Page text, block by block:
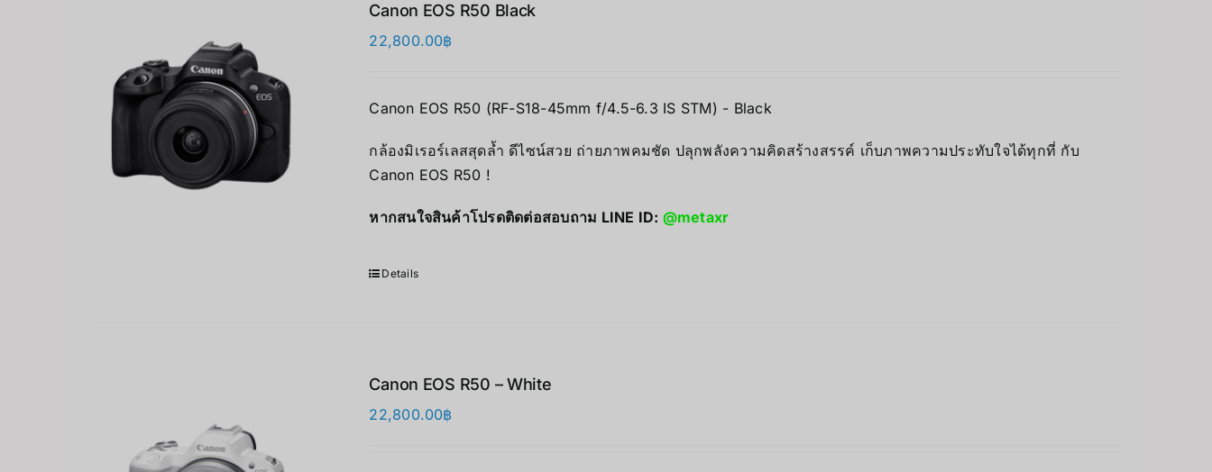
Canon EOS R50 Black
22,800.00฿
Canon EOS R50 (RF-S18-45mm f/4.5-6.3 IS STM) - Black
กล้องมิเรอร์เลสสุดล้ำ ดีไซน์สวย ถ่ายภาพคมชัด ปลุกพลังความคิดสร้างสรรค์ เก็บภาพความประทับใจได้ทุกที่ กับ
Canon EOS R50 !
หากสนใจสินค้าโปรดติดต่อสอบถาม LINE ID: @metaxr
Details
Canon EOS R50 – White
22,800.00฿